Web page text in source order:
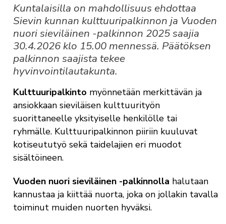
Kuntalaisilla on mahdollisuus ehdottaa
Sievin kunnan kulttuuripalkinnon ja Vuoden
nuori sieviläinen -palkinnon 2025 saajia
30.4.2026 klo 15.00 mennessä. Päätöksen
palkinnon saajista tekee
hyvinvointilautakunta.
Kulttuuripalkinto myönnetään merkittävän ja
ansiokkaan sieviläisenkulttuurityön
suorittaneelle yksityiselle henkilölle tai
ryhmälle. Kulttuuripalkinnon piiriin kuuluvat
kotiseututyö sekä taidelajien eri muodot
sisältöineen.
Vuoden nuori sieviläinen-palkinnolla halutaan
kannustaa ja kiittää nuorta, joka on jollakin tavalla
toiminut muiden nuorten hyväksi.